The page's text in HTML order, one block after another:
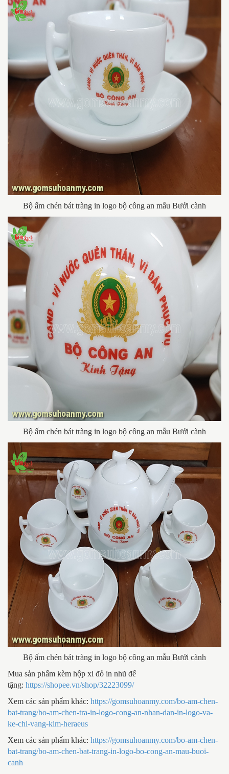
Bộ ấm chén bát tràng in logo bộ công an mẫu Bưởi cành
Bộ ấm chén bát tràng in logo bộ công an mẫu Bưởi cành
Bộ ấm chén bát tràng in logo bộ công an mẫu Bưởi cành
Mua sản phẩm kèm hộp xi đỏ in nhũ để
tặng: https://shopee.vn/shop/32223099/
Xem các sản phẩm khác: https://gomsuhoanmy.com/bo-am-chen-
bat-trang/bo-am-chen-tra-in-logo-cong-an-nhan-dan-in-logo-va-
ke-chi-vang-kim-heraeus
Xem các sản phẩm khác: https://gomsuhoanmy.com/bo-am-chen-
bat-trang/bo-am-chen-bat-trang-in-logo-bo-cong-an-mau-buoi-
canh